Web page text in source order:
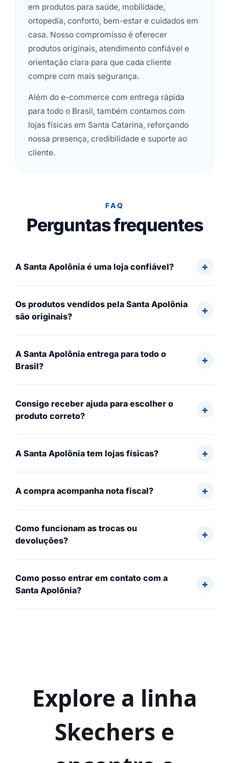
em produtos para saúde, mobilidade,
ortopedia, conforto, bem-estar e cuidados em
casa. Nosso compromisso é oferecer
produtos originais, atendimento confiável e
orientação clara para que cada cliente
compre com mais segurança.
Além do e-commerce com entrega rápida
para todo o Brasil, também contamos com
lojas físicas em Santa Catarina, reforçando
nossa presença, credibilidade e suporte ao
cliente.
FAQ
Perguntas frequentes
A Santa Apolônia é uma loja confiável?
Os produtos vendidos pela Santa Apolônia
são originais?
A Santa Apolônia entrega para todo o
Brasil?
Consigo receber ajuda para escolher o
produto correto?
A Santa Apolônia tem lojas físicas?
A compra acompanha nota fiscal?
Como funcionam as trocas ou
devoluções?
Como posso entrar em contato com a
Santa Apolônia?
Explore a linha
Skechers e